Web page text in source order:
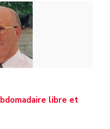
libre et